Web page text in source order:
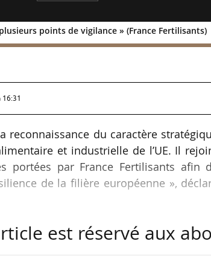
points de vigilance » (France Fertilisants)
» mais « plusieurs points
du caractère
et industrielle de l’UE. Il
portées par France Fertilisants afin
de la filière européenne »,
du plan d’action sur les engrais
est réservé aux